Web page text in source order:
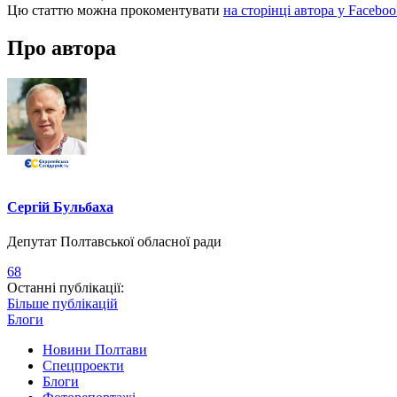
Цю статтю можна прокоментувати на сторінці автора у
Про автора
Сергій Бульбаха
Депутат Полтавської обласної ради
68
Останні публікації:
Більше публікацій
Блоги
Новини Полтави
Спецпроекти
Блоги